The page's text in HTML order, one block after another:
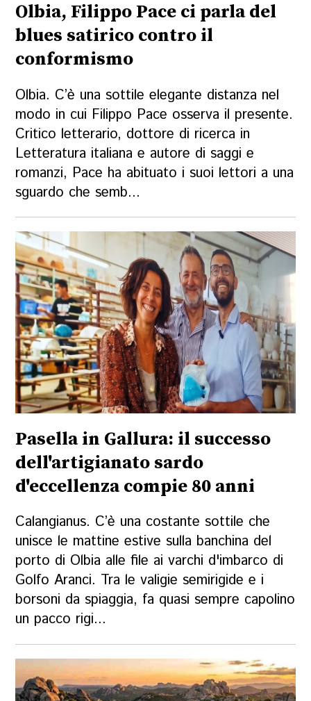
Olbia, Filippo Pace ci parla del
blues satirico contro il
conformismo
Olbia. C’è una sottile elegante distanza nel
modo in cui Filippo Pace osserva il presente.
Critico letterario, dottore di ricerca in
Letteratura italiana e autore di saggi e
romanzi, Pace ha abituato i suoi lettori a una
sguardo che semb...
Pasella in Gallura: il successo
dell'artigianato sardo
d'eccellenza compie 80 anni
Calangianus. C’è una costante sottile che
unisce le mattine estive sulla banchina del
porto di Olbia alle file ai varchi d'imbarco di
Golfo Aranci. Tra le valigie semirigide e i
borsoni da spiaggia, fa quasi sempre capolino
un pacco rigi...